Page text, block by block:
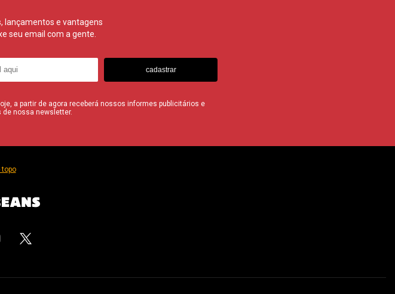
lançamentos e vantagens
seu email com a gente.
cadastrar
a partir de agora receberá nossos informes publicitários e
nossa newsletter.
topo